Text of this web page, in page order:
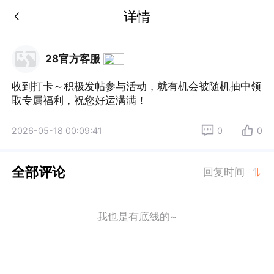
详情
28官方客服
收到打卡～积极发帖参与活动，就有机会被随机抽中领
取专属福利，祝您好运满满！
2026-05-18 00:09:41 0 0
全部评论 回复时间
我也是有底线的~